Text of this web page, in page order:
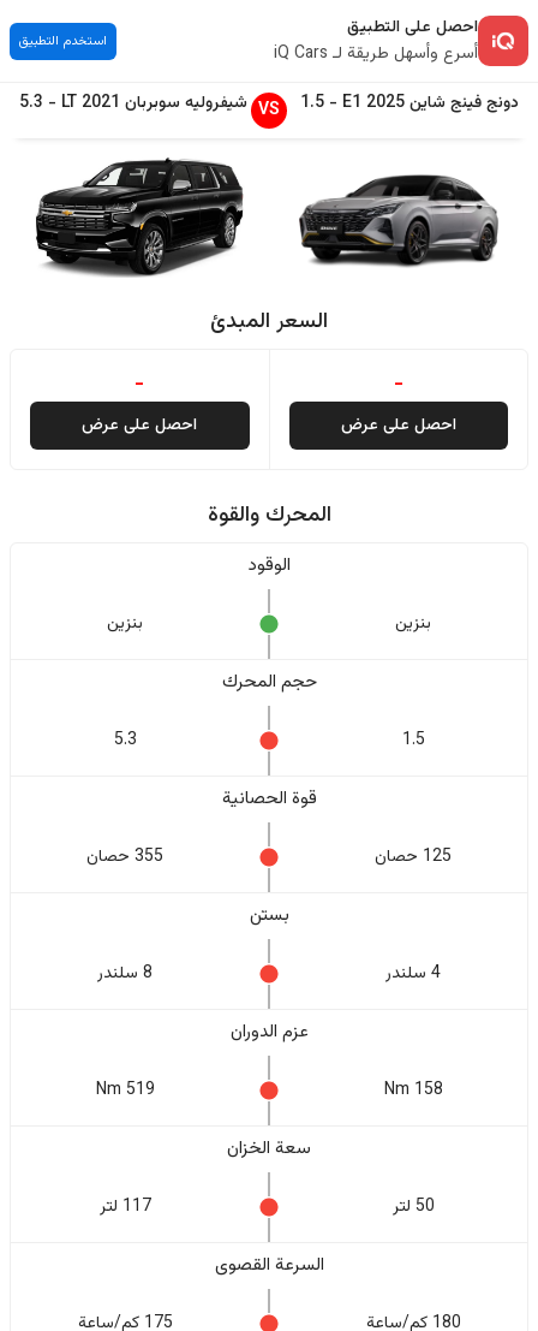
احصل على التطبيق
أسرع وأسهل طريقة لـ iQ Cars
استخدم التطبيق
دونج فينج شاين2025
E1
-
1.5
VS شيفروليه سوبربان 2021
LT
-
5.3
السعر المبدئ
-
احصل على عرض
-
احصل على عرض
المحرك والقوة
الوقود
بنزين بنزين
حجم المحرك
1.5
5.3
قوة الحصانية
125 حصان 355 حصان
بستن
4 سلندر 8 سلندر
عزم الدوران
158 Nm
519 Nm
سعة الخزان
50 لتر 117 لتر
السرعة القصوى
180 كم/ساعة 175 كم/ساعة